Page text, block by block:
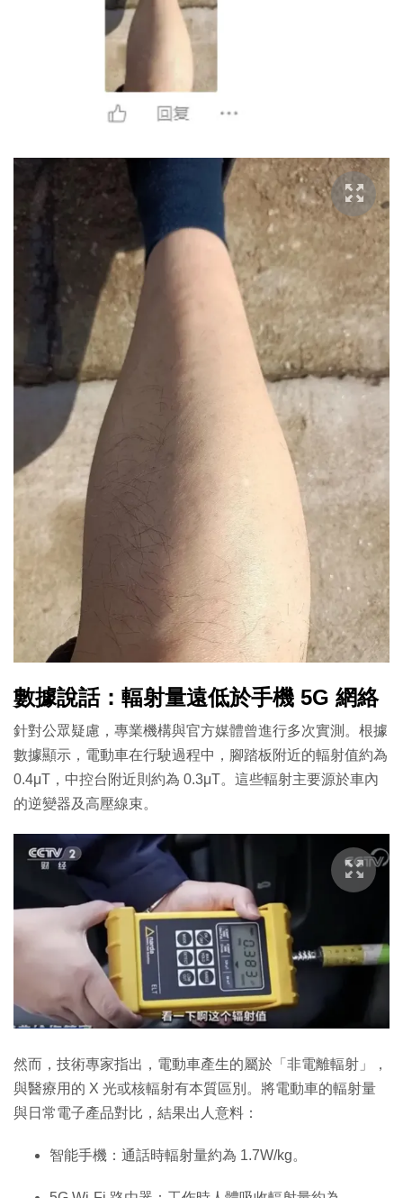
數據說話：輻射量遠低於手機 5G 網絡
針對公眾疑慮，專業機構與官方媒體曾進行多次實測。根據
數據顯示，電動車在行駛過程中，腳踏板附近的輻射值約為
0.4μT，中控台附近則約為 0.3μT。這些輻射主要源於車內
的逆變器及高壓線束。
然而，技術專家指出，電動車產生的屬於「非電離輻射」，
與醫療用的 X 光或核輻射有本質區別。將電動車的輻射量
與日常電子產品對比，結果出人意料：
智能手機：通話時輻射量約為 1.7W/kg。